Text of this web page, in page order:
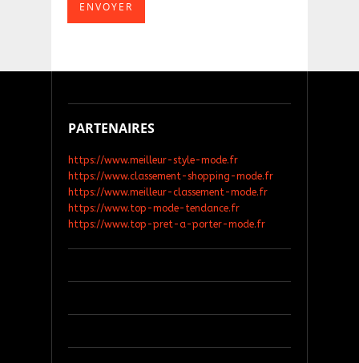
PARTENAIRES
https://www.meilleur-style-mode.fr
https://www.classement-shopping-mode.fr
https://www.meilleur-classement-mode.fr
https://www.top-mode-tendance.fr
https://www.top-pret-a-porter-mode.fr